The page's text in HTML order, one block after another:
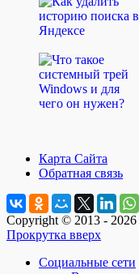
Карта Сайта
Обратная связь
Copyright © 2013 - 2026
Прокрутка вверх
Социальные сети